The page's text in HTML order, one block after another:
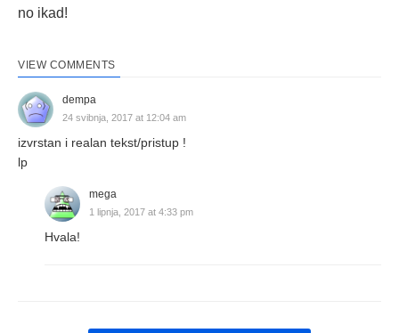
no ikad!
VIEW COMMENTS
dempa
24 svibnja, 2017 at 12:04 am
izvrstan i realan tekst/pristup !
lp
mega
1 lipnja, 2017 at 4:33 pm
Hvala!